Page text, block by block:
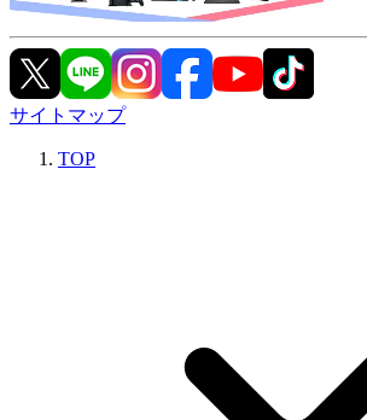
サイトマップ
TOP